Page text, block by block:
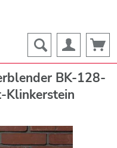
BK-128-
Klinkerstein